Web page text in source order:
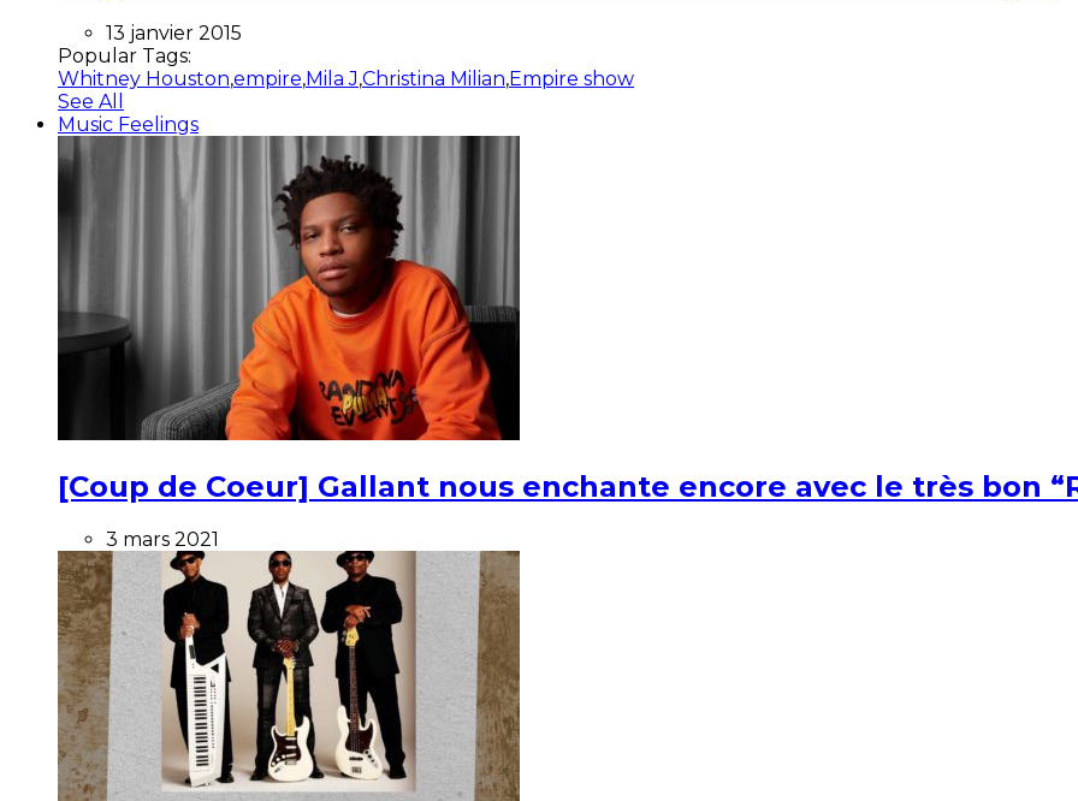
13 janvier 2015
Popular Tags:
Whitney Houston,empire,Mila J,Christina Milian,Empire show
See All
Music Feelings
[Coup de Coeur] Gallant nous enchante encore avec le très bon
3 mars 2021